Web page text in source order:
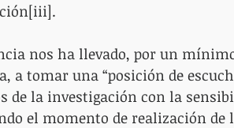
nos ha llevado, por un
a tomar una “posición de
la investigación con la
el momento de realización de